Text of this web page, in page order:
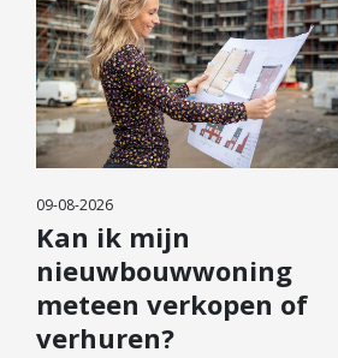
09-08-2026
Kan ik mijn
nieuwbouwwoning
meteen verkopen of
verhuren?